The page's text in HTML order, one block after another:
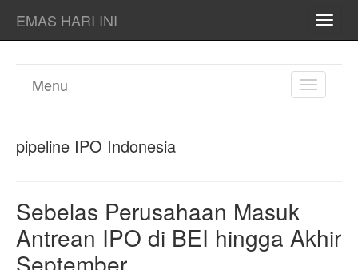
EMAS HARI INI
TOGGLE
Menu
pipeline IPO Indonesia
Sebelas Perusahaan Masuk
Antrean IPO di BEI hingga Akhir
September